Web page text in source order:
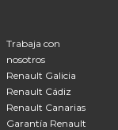
Trabaja con
nosotros
Renault Galicia
Renault Cádiz
Renault Canarias
Garantía Renault